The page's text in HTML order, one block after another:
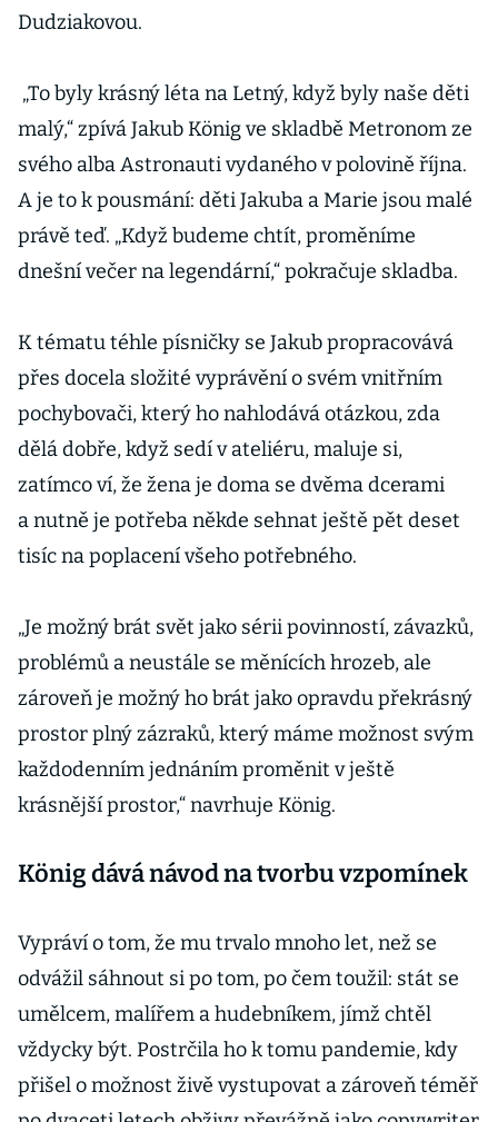
Dudziakovou.
„To byly krásný léta na Letný, když byly naše děti
malý,“ zpívá Jakub König ve skladbě Metronom ze
svého alba Astronauti vydaného v polovině října.
A je to k pousmání: děti Jakuba a Marie jsou malé
právě teď. „Když budeme chtít, proměníme
dnešní večer na legendární,“ pokračuje skladba.
K tématu téhle písničky se Jakub propracovává
přes docela složité vyprávění o svém vnitřním
pochybovači, který ho nahlodává otázkou, zda
dělá dobře, když sedí v ateliéru, maluje si,
zatímco ví, že žena je doma se dvěma dcerami
a nutně je potřeba někde sehnat ještě pět deset
tisíc na poplacení všeho potřebného.
„Je možný brát svět jako sérii povinností, závazků,
problémů a neustále se měnících hrozeb, ale
zároveň je možný ho brát jako opravdu překrásný
prostor plný zázraků, který máme možnost svým
každodenním jednáním proměnit v ještě
krásnější prostor,“ navrhuje König.
König dává návod na tvorbu vzpomínek
Vypráví o tom, že mu trvalo mnoho let, než se
odvážil sáhnout si po tom, po čem toužil: stát se
umělcem, malířem a hudebníkem, jímž chtěl
vždycky být. Postrčila ho k tomu pandemie, kdy
přišel o možnost živě vystupovat a zároveň téměř